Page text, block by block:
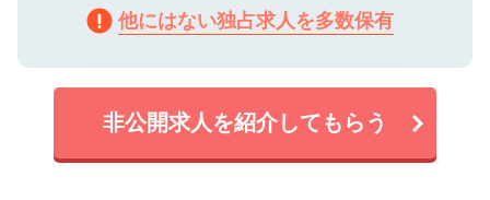
他にはない独占求人を多数保有
非公開求人を紹介してもらう